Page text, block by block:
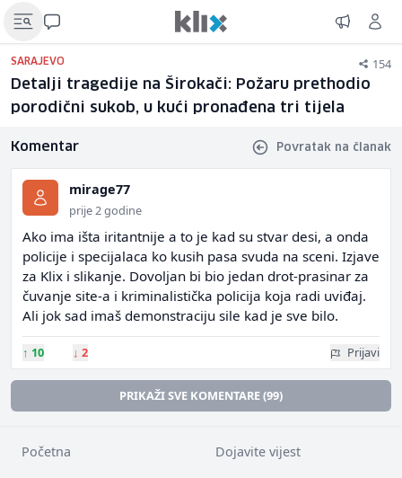
SARAJEVO 154
Detalji tragedije na Širokači: Požaru prethodio
porodični sukob, u kući pronađena tri tijela
Komentar Povratak na članak
mirage77
prije 2 godine
Ako ima išta iritantnije a to je kad su stvar desi, a onda
policije i specijalaca ko kusih pasa svuda na sceni. Izjave
za Klix i slikanje. Dovoljan bi bio jedan drot-prasinar za
čuvanje site-a i kriminalistička policija koja radi uviđaj.
Ali jok sad imaš demonstraciju sile kad je sve bilo.
↑ 10 ↓ 2 Prijavi
PRIKAŽI SVE KOMENTARE (99)
Početna Dojavite vijest